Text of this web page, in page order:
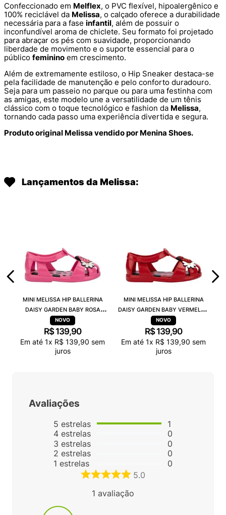
Confeccionado em Melflex, o PVC flexível, hipoalergênico e
100% reciclável da Melissa, o calçado oferece a durabilidade
necessária para a fase infantil, além de possuir o
inconfundível aroma de chiclete. Seu formato foi projetado
para abraçar os pés com suavidade, proporcionando
liberdade de movimento e o suporte essencial para o
público feminino em crescimento.
Além de extremamente estiloso, o Hip Sneaker destaca-se
pela facilidade de manutenção e pelo conforto duradouro.
Seja para um passeio no parque ou para uma festinha com
as amigas, este modelo une a versatilidade de um tênis
clássico com o toque tecnológico e fashion da Melissa,
tornando cada passo uma experiência divertida e segura.
Produto original Melissa vendido por Menina Shoes.
Lançamentos da Melissa:
MINI MELISSA HIP BALLERINA
DAISY GARDEN BABY ROSA
PRETO 38115
R$ 139,90
Em até 1x R$ 139,90 sem
juros
MINI MELISSA HIP BALLERINA
DAISY GARDEN BABY VERMELHO
PRETO 38115
R$ 139,90
Em até 1x R$ 139,90 sem
juros
Avaliações
5 estrelas
4 estrelas
3 estrelas
2 estrelas
1 estrelas
1
0
0
0
0
5.0
1 avaliação